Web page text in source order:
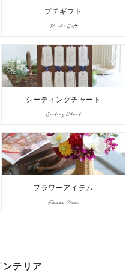
プチギフト
Puchi Gift
シーティングチャート
Seating Chart
フラワーアイテム
Flower Item
ンテリア